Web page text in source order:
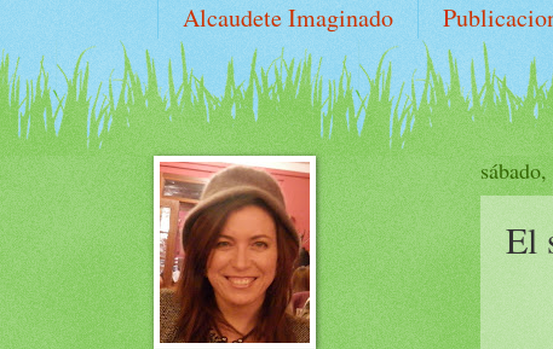
Alcaudete Imaginado
El